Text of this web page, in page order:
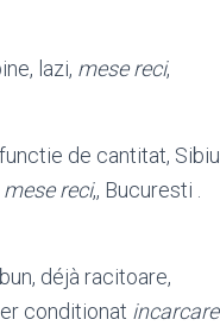
lazi, mese reci,
de cantitat, Sibiu
mese reci,, Bucuresti .
déjà racitoare,
conditionat incarcare